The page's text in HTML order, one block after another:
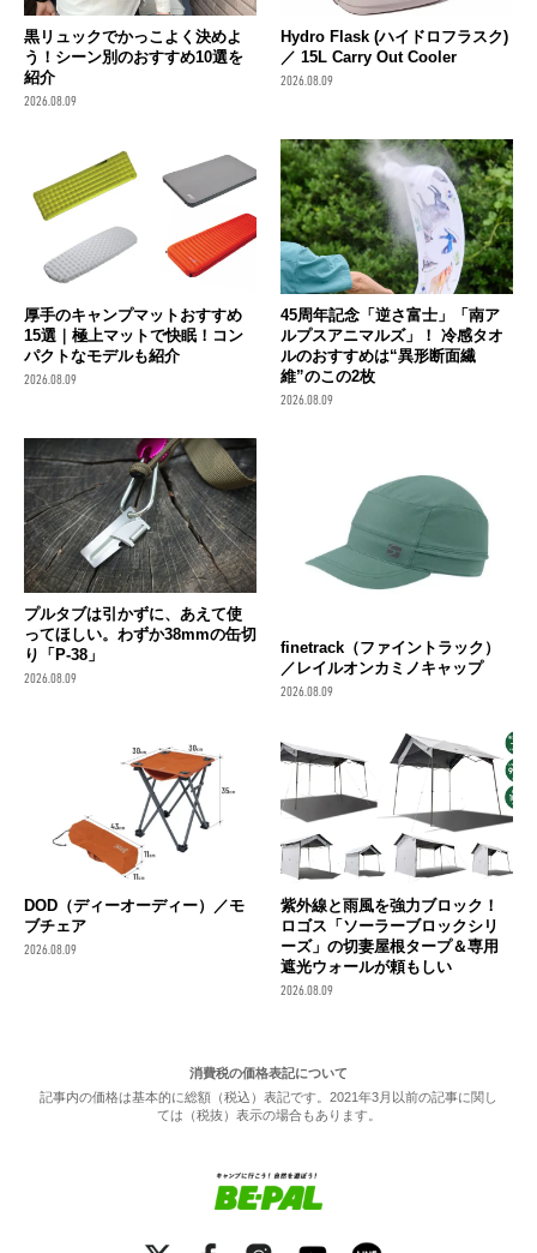
黒リュックでかっこよく決めよ
う！シーン別のおすすめ10選を
紹介
2026.08.09
Hydro Flask (ハイドロフラスク)
／ 15L Carry Out Cooler
2026.08.09
厚手のキャンプマットおすすめ
15選｜極上マットで快眠！コン
パクトなモデルも紹介
2026.08.09
45周年記念「逆さ富士」「南ア
ルプスアニマルズ」！ 冷感タオ
ルのおすすめは“異形断面繊
維”のこの2枚
2026.08.09
プルタブは引かずに、あえて使
ってほしい。わずか38mmの缶切
り「P-38」
2026.08.09
finetrack（ファイントラック）
／レイルオンカミノキャップ
2026.08.09
DOD（ディーオーディー）／モ
ブチェア
2026.08.09
紫外線と雨風を強力ブロック！
ロゴス「ソーラーブロックシリ
ーズ」の切妻屋根タープ＆専用
遮光ウォールが頼もしい
2026.08.09
消費税の価格表記について
記事内の価格は基本的に総額（税込）表記です。2021年3月以前の記事に関し
ては（税抜）表示の場合もあります。